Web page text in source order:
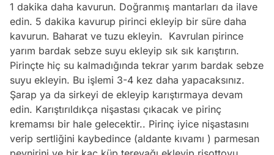
1 dakika daha kavurun. Doğranmış mantarları da ilave
edin. 5 dakika kavurup pirinci ekleyip bir süre daha
kavurun. Baharat ve tuzu ekleyin. Kavrulan pirince
yarım bardak sebze suyu ekleyip sık sık karıştırın.
Pirinçte hiç su kalmadığında tekrar yarım bardak sebze
suyu ekleyin. Bu işlemi 3-4 kez daha yapacaksınız.
Şarap ya da sirkeyi de ekleyip karıştırmaya devam
edin. Karıştırıldıkça nişastası çıkacak ve pirinç
kremamsı bir hale gelecektir.. Pirinç iyice nişastasını
verip sertliğini kaybedince (aldante kıvamı ) parmesan